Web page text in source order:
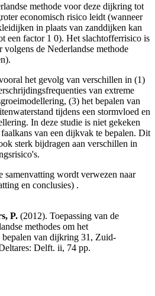
methode voor deze dijkring tot
economisch risico leidt (wanneer
in plaats van zanddijken kan
een factor 1 0). Het slachtofferrisico is
volgens de Nederlandse methode
het gevolg van verschillen in (1)
van extreme
(3) het bepalen van
tijdens een stormvloed en
In deze studie is niet gekeken
van een dijkvak te bepalen. Dit
sterk bijdragen aan verschillen in
samenvatting wordt verwezen naar
en conclusies) .
P. (2012). Toepassing van de
methodes om het
bepalen van dijkring 31, Zuid-
Delft. ii, 74 pp.